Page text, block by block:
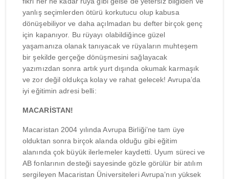
yanlış seçimlerden ötürü korkutucu olup kabusa
dönüşebiliyor ve daha açılmadan bu defter birçok genç
için kapanıyor. Bu rüyayı olabildiğince güzel
yaşamanıza olanak tanıyacak ve rüyaların muhteşem
bir şekilde gerçeğe dönüşmesini sağlayacak
yazımızdan sonra artık yurt dışında okumak karmaşık
ve zor değil oldukça kolay ve rahat gelecek! Avrupa’da
iyi eğitimin adresi belli:
MACARİSTAN!
Macaristan 2004 yılında Avrupa Birliği’ne tam üye
olduktan sonra birçok alanda olduğu gibi eğitim
alanında çok büyük ilerlemeler kaydetti. Uyum süreci ve
AB fonlarının desteği sayesinde gözle görülür bir atılım
sergileyen Macaristan Üniversiteleri Avrupa’nın yüksek